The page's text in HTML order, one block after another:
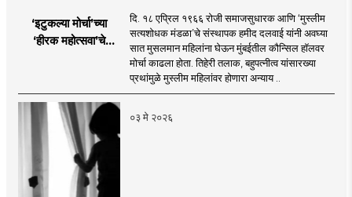
‘इटुकल्या मोर्चा’च्या
‘हीरक महोत्सवा’चे
दि. १८ एप्रिल १९६६ रोजी समाजसुधारक आणि ‘मुस्लीम
सत्यशोधक मंडळा’चे संस्थापक हमीद दलवाई यांनी अवघ्या
सात मुसलमान महिलांना घेऊन मुंबईतील कौन्सिल हॉलवर
मोर्चा काढला होता. तिहेरी तलाक, बहुपत्नीत्व यांसारख्या
प्रथांमुळे मुस्लीम महिलांवर होणारा अन्याय ..
०३ मे २०२६